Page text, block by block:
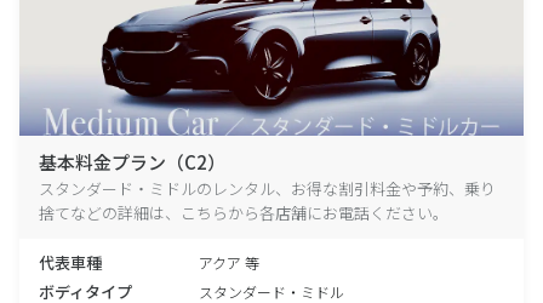
基本料金プラン（C2）
スタンダード・ミドルのレンタル、お得な割引料金や予約、乗り
捨てなどの詳細は、こちらから各店舗にお電話ください。
代表車種 アクア 等
ボディタイプ スタンダード・ミドル